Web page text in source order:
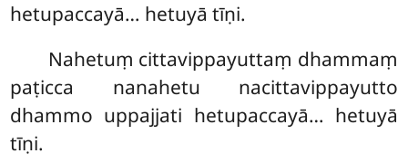
hetupaccayā… hetuyā tīṇi.
Nahetuṃ cittavippayuttaṃ dhammaṃ
paṭicca nanahetu nacittavippayutto
dhammo uppajjati hetupaccayā… hetuyā
tīṇi.